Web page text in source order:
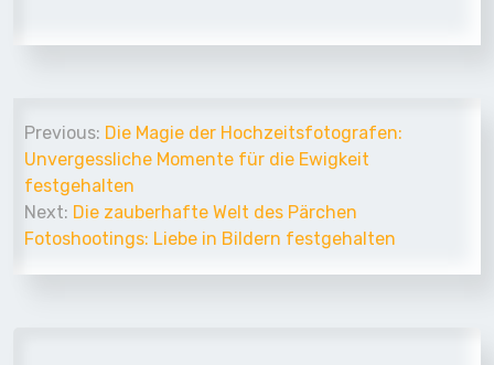
Beitrags-
Navigation
Previous: Die Magie der Hochzeitsfotografen:
Unvergessliche Momente für die Ewigkeit
festgehalten
Next: Die zauberhafte Welt des Pärchen
Fotoshootings: Liebe in Bildern festgehalten